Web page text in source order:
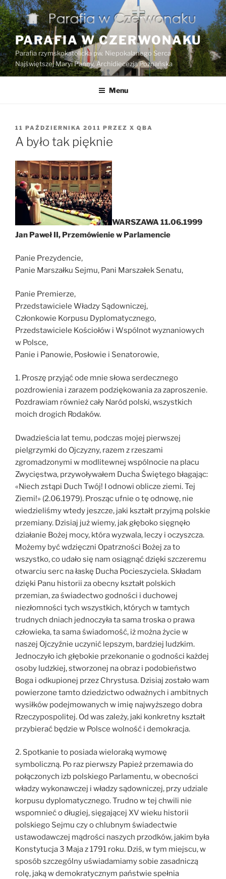
Przejdź
do
treści
PARAFIA W CZERWONAKU
Parafia rzymskokatolicka pw. Niepokalanego Serca
Najświętszej Maryi Panny, Archidiecezja Poznańska
Menu
OPUBLIKOWANE
W
11 PAŹDZIERNIKA 2011 PRZEZ X QBA
A było tak pięknie
WARSZAWA 11.06.1999
Jan Paweł II, Przemówienie w Parlamencie
Panie Prezydencie,
Panie Marszałku Sejmu, Pani Marszałek Senatu,
Panie Premierze,
Przedstawiciele Władzy Sądowniczej,
Członkowie Korpusu Dyplomatycznego,
Przedstawiciele Kościołów i Wspólnot wyznaniowych
w Polsce,
Panie i Panowie, Posłowie i Senatorowie,
1. Proszę przyjąć ode mnie słowa serdecznego
pozdrowienia i zarazem podziękowania za zaproszenie.
Pozdrawiam również cały Naród polski, wszystkich
moich drogich Rodaków.
Dwadzieścia lat temu, podczas mojej pierwszej
pielgrzymki do Ojczyzny, razem z rzeszami
zgromadzonymi w modlitewnej wspólnocie na placu
Zwycięstwa, przywoływałem Ducha Świętego błagając:
«Niech zstąpi Duch Twój! I odnowi oblicze ziemi. Tej
Ziemi!» (2.06.1979). Prosząc ufnie o tę odnowę, nie
wiedzieliśmy wtedy jeszcze, jaki kształt przyjmą polskie
przemiany. Dzisiaj już wiemy, jak głęboko sięgnęło
działanie Bożej mocy, która wyzwala, leczy i oczyszcza.
Możemy być wdzięczni Opatrzności Bożej za to
wszystko, co udało się nam osiągnąć dzięki szczeremu
otwarciu serc na łaskę Ducha Pocieszyciela. Składam
dzięki Panu historii za obecny kształt polskich
przemian, za świadectwo godności i duchowej
niezłomności tych wszystkich, których w tamtych
trudnych dniach jednoczyła ta sama troska o prawa
człowieka, ta sama świadomość, iż można życie w
naszej Ojczyźnie uczynić lepszym, bardziej ludzkim.
Jednoczyło ich głębokie przekonanie o godności każdej
osoby ludzkiej, stworzonej na obraz i podobieństwo
Boga i odkupionej przez Chrystusa. Dzisiaj zostało wam
powierzone tamto dziedzictwo odważnych i ambitnych
wysiłków podejmowanych w imię najwyższego dobra
Rzeczypospolitej. Od was zależy, jaki konkretny kształt
przybierać będzie w Polsce wolność i demokracja.
2. Spotkanie to posiada wieloraką wymowę
symboliczną. Po raz pierwszy Papież przemawia do
połączonych izb polskiego Parlamentu, w obecności
władzy wykonawczej i władzy sądowniczej, przy udziale
korpusu dyplomatycznego. Trudno w tej chwili nie
wspomnieć o długiej, sięgającej XV wieku historii
polskiego Sejmu czy o chlubnym świadectwie
ustawodawczej mądrości naszych przodków, jakim była
Konstytucja 3 Maja z 1791 roku. Dziś, w tym miejscu, w
sposób szczególny uświadamiamy sobie zasadniczą
rolę, jaką w demokratycznym państwie spełnia